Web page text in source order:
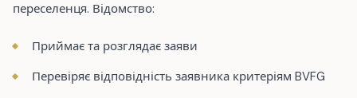
переселенця. Відомство:
Приймає та розглядає заяви
Перевіряє відповідність заявника критеріям BVFG